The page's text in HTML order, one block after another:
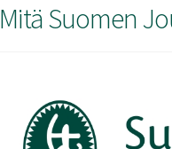
Mitä Suomen